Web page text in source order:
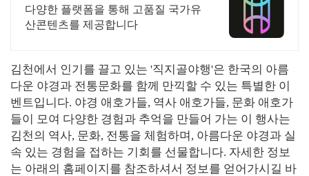
한국의 세계유산 영상
다양한 플랫폼을 통해 고품질 국가유
산콘텐츠를 제공합니다
김천에서 인기를 끌고 있는 '직지골야행'은 한국의 아름
다운 야경과 전통문화를 함께 만끽할 수 있는 특별한 이
벤트입니다. 야경 애호가들, 역사 애호가들, 문화 애호가
들이 모여 다양한 경험과 추억을 만들어 가는 이 행사는
김천의 역사, 문화, 전통을 체험하며, 아름다운 야경과 실
속 있는 경험을 접하는 기회를 선물합니다. 자세한 정보
는 아래의 홈페이지를 참조하셔서 정보를 얻어가시길 바